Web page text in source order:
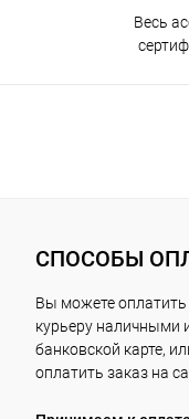
Весь
СПОСОБЫ
Вы можете оплатить
курьеру наличными
банковской карте,
оплатить заказ на